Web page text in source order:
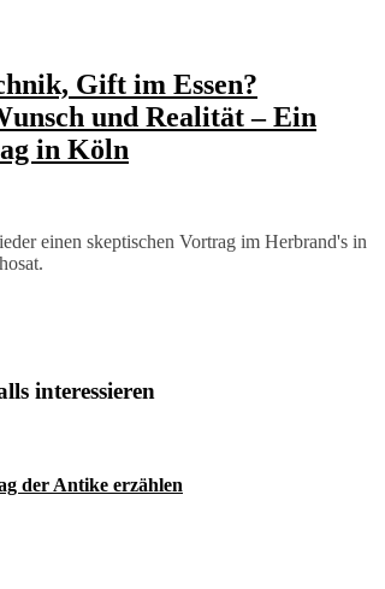
Gift im Essen?
und Realität – Ein
in Köln
einen skeptischen Vortrag im Herbrand's in
interessieren
der Antike erzählen